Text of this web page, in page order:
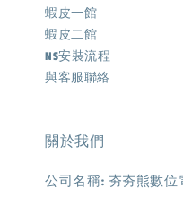
蝦皮一館
蝦皮二館
NS安裝流程
與客服聯絡
關於我們
公司名稱: 夯夯熊數位